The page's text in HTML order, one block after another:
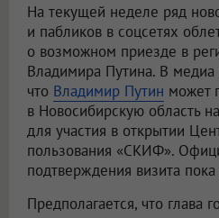
На текущей неделе ряд
и пабликов в соцсетях
о возможном приезде в
Владимира Путина. В медиа
что Владимир Путин может
в Новосибирскую область
для участия в открытии
пользования «СКИФ».
подтверждения визита пока
Предполагается, что глава